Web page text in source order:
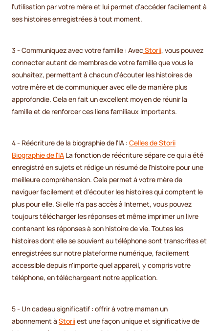
l'utilisation par votre mère et lui permet d'accéder facilement à
ses histoires enregistrées à tout moment.
3 - Communiquez avec votre famille : AvecStorii, vous pouvez
connecter autant de membres de votre famille que vous le
souhaitez, permettant à chacun d'écouter les histoires de
votre mère et de communiquer avec elle de manière plus
approfondie. Cela en fait un excellent moyen de réunir la
famille et de renforcer ces liens familiaux importants.
4 - Réécriture de la biographie de l'IA : Celles de Storii
Biographie de l'IA La fonction de réécriture sépare ce qui a été
enregistré en sujets et rédige un résumé de l'histoire pour une
meilleure compréhension. Cela permet à votre mère de
naviguer facilement et d'écouter les histoires qui comptent le
plus pour elle. Si elle n'a pas accès à Internet, vous pouvez
toujours télécharger les réponses et même imprimer un livre
contenant les réponses à son histoire de vie. Toutes les
histoires dont elle se souvient au téléphone sont transcrites et
enregistrées sur notre plateforme numérique, facilement
accessible depuis n'importe quel appareil, y compris votre
téléphone, en téléchargeant notre application.
5 - Un cadeau significatif : offrir à votre maman un
abonnement à Storiiest une façon unique et significative de